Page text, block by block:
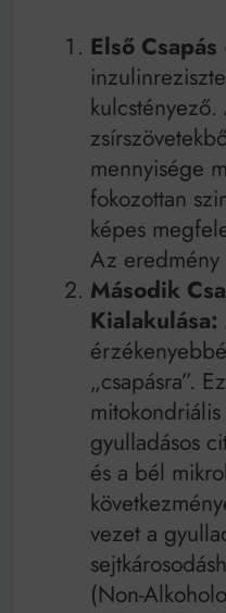
Első
mennyisége
fokozottan
képes
Az eredmény
Második
Kialakulása:
„csapásra”.
gyulladásos
és a bél
vezet a
(Non-